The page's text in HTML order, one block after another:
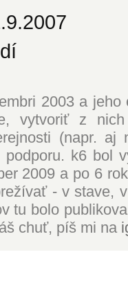
2003 a
vytvoriť z
(napr. aj
k6 bol
2009 a po 6
- v stave,
tu bolo
chuť, píš mi na